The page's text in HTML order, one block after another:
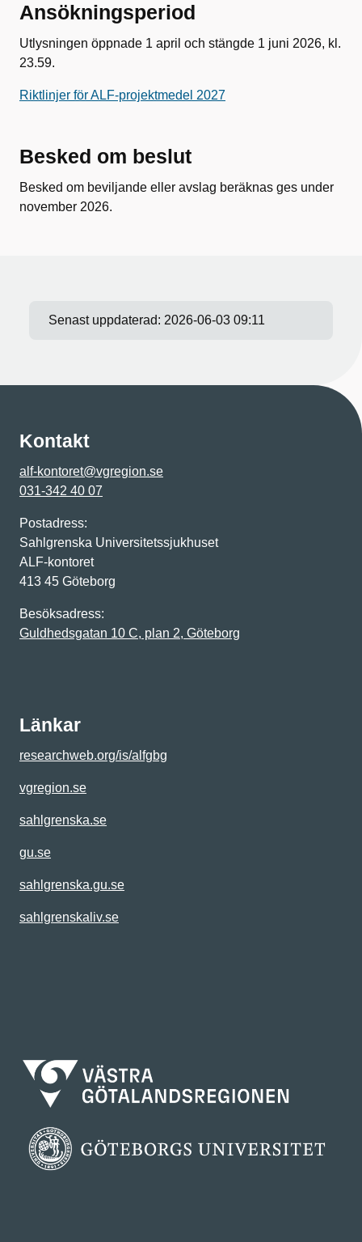
Ansökningsperiod
Utlysningen öppnade 1 april och stängde 1 juni 2026, kl.
23.59.
Riktlinjer för ALF-projektmedel 2027
Besked om beslut
Besked om beviljande eller avslag beräknas ges under
november 2026.
Senast uppdaterad: 2026-06-03 09:11
Kontakt
alf-kontoret@vgregion.se
031-342 40 07
Postadress:
Sahlgrenska Universitetssjukhuset
ALF-kontoret
413 45 Göteborg
Besöksadress:
Guldhedsgatan 10 C, plan 2, Göteborg
Länkar
researchweb.org/is/alfgbg
vgregion.se
sahlgrenska.se
gu.se
sahlgrenska.gu.se
sahlgrenskaliv.se